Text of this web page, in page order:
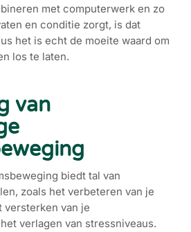
met computerwerk en zo
en conditie zorgt, is dat
het is echt de moeite waard om
los te laten.
van
biedt tal van
zoals het verbeteren van je
van je
verlagen van stressniveaus.